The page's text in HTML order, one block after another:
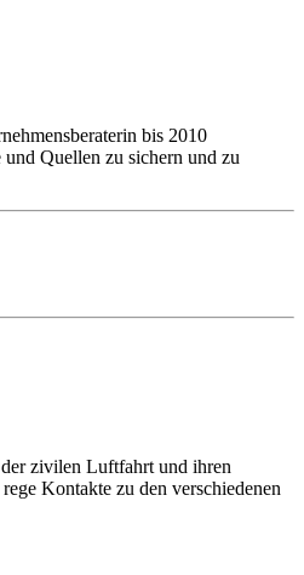
bis 2010
Quellen zu sichern und zu
zivilen Luftfahrt und ihren
Kontakte zu den verschiedenen